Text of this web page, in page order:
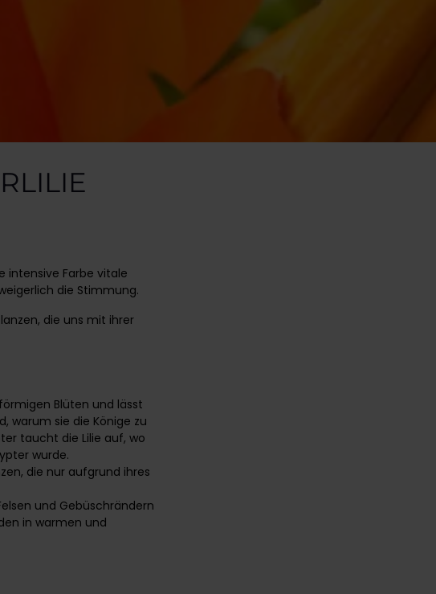
intensive Farbe vitale
die Stimmung.
die uns mit ihrer
Blüten und lässt
warum sie die Könige zu
taucht die Lilie auf, wo
wurde.
die nur aufgrund ihres
und Gebüschrändern
in warmen und